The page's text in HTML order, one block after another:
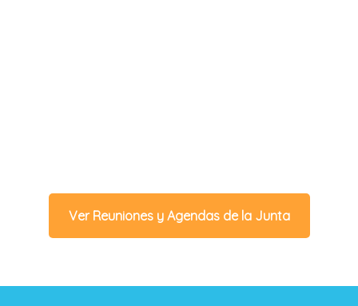
Ver Reuniones y Agendas de la Junta